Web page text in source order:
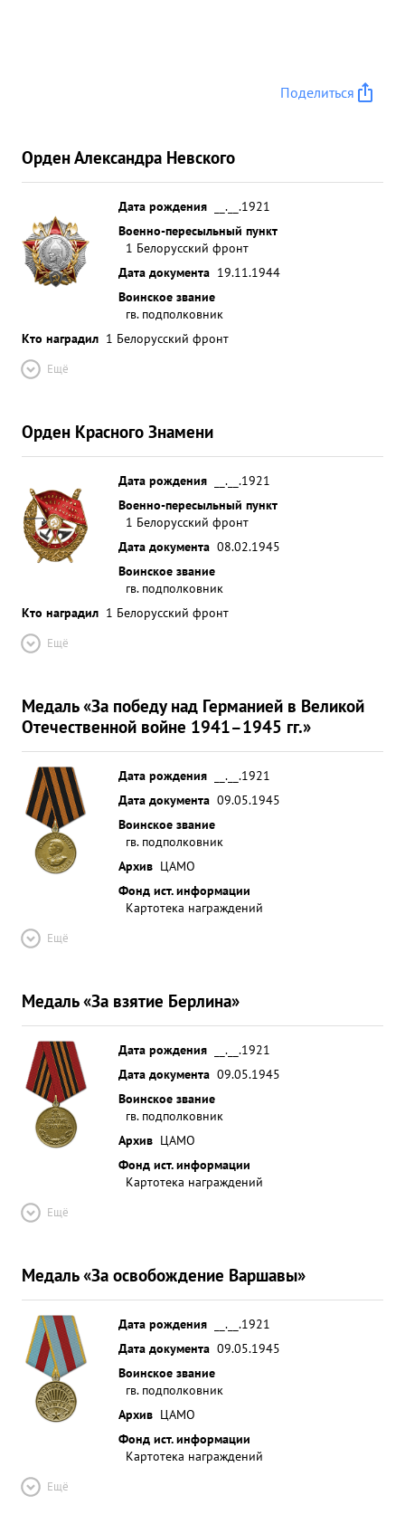
Поделиться
Орден Александра Невского
Дата рождения
__.__.1921
Военно-пересыльный пункт
1 Белорусский фронт
Дата документа 19.11.1944
Воинское звание
гв. подполковник
Кто наградил 1 Белорусский фронт
Ещё
Орден Красного Знамени
Дата рождения
__.__.1921
Военно-пересыльный пункт
1 Белорусский фронт
Дата документа 08.02.1945
Воинское звание
гв. подполковник
Кто наградил 1 Белорусский фронт
Ещё
Медаль «За победу над Германией в Великой
Отечественной войне 1941–1945 гг.»
Дата рождения
__.__.1921
Дата документа 09.05.1945
Воинское звание
гв. подполковник
Архив ЦАМО
Фонд ист. информации
Картотека награждений
Ещё
Медаль «За взятие Берлина»
Дата рождения
__.__.1921
Дата документа 09.05.1945
Воинское звание
гв. подполковник
Архив ЦАМО
Фонд ист. информации
Картотека награждений
Ещё
Медаль «За освобождение Варшавы»
Дата рождения
__.__.1921
Дата документа 09.05.1945
Воинское звание
гв. подполковник
Архив ЦАМО
Фонд ист. информации
Картотека награждений
Ещё